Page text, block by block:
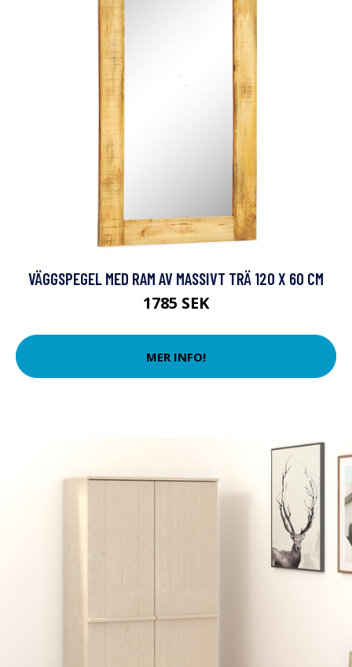
VÄGGSPEGEL MED RAM AV MASSIVT TRÄ 120 X 60 CM
1785 SEK
MER INFO!